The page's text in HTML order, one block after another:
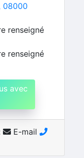
08000
renseigné
renseigné
avec
E-mail